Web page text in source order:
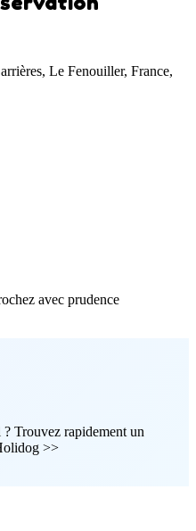
Le Fenouiller, France,
avec prudence
Trouvez rapidement un
>>